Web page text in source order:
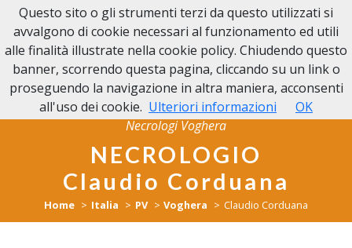
NECROLOGI VOGHERA
Necrologi Voghera
NECROLOGIO
Claudio Corduana
Home Italia PV Voghera Claudio Corduana
Questo sito o gli strumenti terzi da questo utilizzati si
avvalgono di cookie necessari al funzionamento ed utili
alle finalità illustrate nella cookie policy. Chiudendo questo
banner, scorrendo questa pagina, cliccando su un link o
proseguendo la navigazione in altra maniera, acconsenti
all'uso dei cookie. Ulteriori informazioni OK